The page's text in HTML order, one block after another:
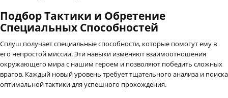
Подбор Тактики и Обретение
Специальных Способностей
Сплуш получает специальные способности, которые помогут ему в
его непростой миссии. Эти навыки изменяют взаимоотношения
окружающего мира с нашим героем и позволяют победить сложных
врагов. Каждый новый уровень требует тщательного анализа и поиска
оптимальной тактики для успешного прохождения.